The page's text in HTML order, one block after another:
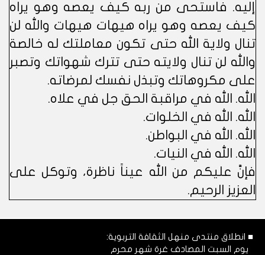
إليه. فاستحى من ربه كيف يعصه وهو يراه
كيف يعصه وهو يراه هيهات هيهات والله لن
تنال ولاية الله حتى تكون معاملتك له خالصة
والله لن تنال ولايته حتى تترك شهواتك وتصبر
على مكروهاتك وتبذل نفسك لمرضاته.
الله. الله في مراقبة الحق جل في علاه.
الله. الله في الخلوات.
الله. الله في البواطن.
الله. الله في النيات.
فإنَّ عليكم من الله عيناً ناظرة، وتوكل على
العزيز الرحيم.
■ انطلاق منتدى منهل الثقافة التربوية:
يوم السبت المصادف غرة شهر محرم